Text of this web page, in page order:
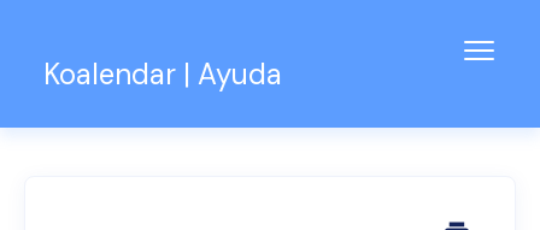
Koalendar | Ayuda